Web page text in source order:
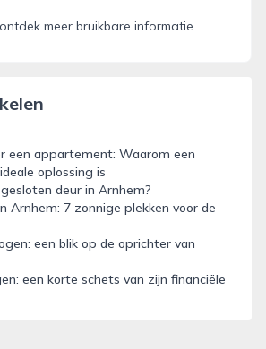
meer bruikbare informatie.
een appartement: Waarom een
oplossing is
deur in Arnhem?
Arnhem: 7 zonnige plekken voor de
een blik op de oprichter van
een korte schets van zijn financiële